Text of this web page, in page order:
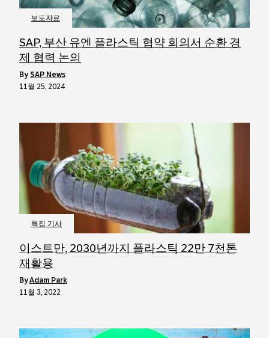
보도자료
SAP, 부산 유엔 플라스틱 협약 회의서 순환 경
제 협력 논의
by SAP News
11월 25, 2024
특집 기사
이스트만, 2030년까지 플라스틱 22만 7천톤
재활용
byAdam Park
11월 3, 2022